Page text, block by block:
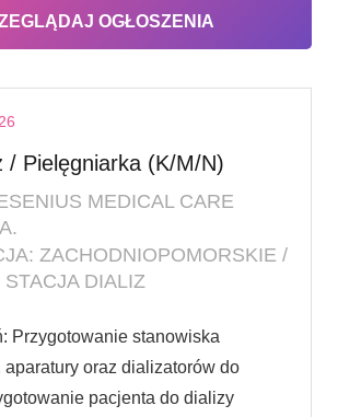
/ Pielęgniarka (K/M/N)
MEDICAL CARE
ZACHODNIOPOMORSKIE /
DIALIZ
Przygotowanie stanowiska
aparatury oraz dializatorów do
pacjenta do dializy